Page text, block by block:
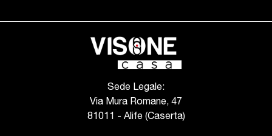
Sede Legale:
Via Mura Romane, 47
81011 - Alife (Caserta)